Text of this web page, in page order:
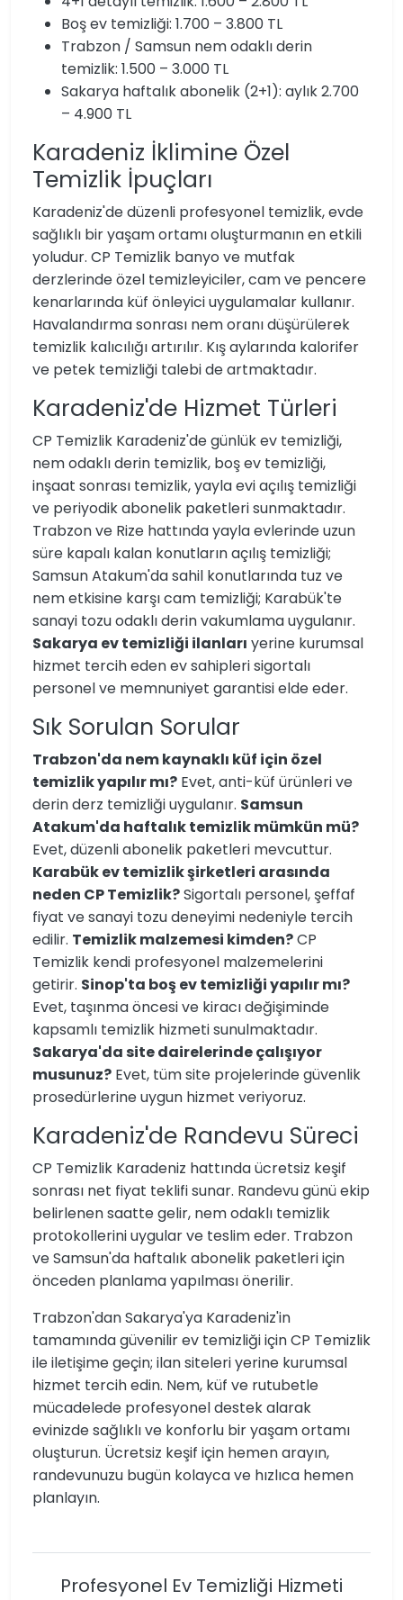
Boş ev temizliği: 1.700 – 3.800 TL
Trabzon / Samsun nem odaklı derin
temizlik: 1.500 – 3.000 TL
Sakarya haftalık abonelik (2+1): aylık 2.700
– 4.900 TL
Karadeniz İklimine Özel
Temizlik İpuçları
Karadeniz'de düzenli profesyonel temizlik, evde
sağlıklı bir yaşam ortamı oluşturmanın en etkili
yoludur. CP Temizlik banyo ve mutfak
derzlerinde özel temizleyiciler, cam ve pencere
kenarlarında küf önleyici uygulamalar kullanır.
Havalandırma sonrası nem oranı düşürülerek
temizlik kalıcılığı artırılır. Kış aylarında kalorifer
ve petek temizliği talebi de artmaktadır.
Karadeniz'de Hizmet Türleri
CP Temizlik Karadeniz'de günlük ev temizliği,
nem odaklı derin temizlik, boş ev temizliği,
inşaat sonrası temizlik, yayla evi açılış temizliği
ve periyodik abonelik paketleri sunmaktadır.
Trabzon ve Rize hattında yayla evlerinde uzun
süre kapalı kalan konutların açılış temizliği;
Samsun Atakum'da sahil konutlarında tuz ve
nem etkisine karşı cam temizliği; Karabük'te
sanayi tozu odaklı derin vakumlama uygulanır.
Sakarya ev temizliği ilanları yerine kurumsal
hizmet tercih eden ev sahipleri sigortalı
personel ve memnuniyet garantisi elde eder.
Sık Sorulan Sorular
Trabzon'da nem kaynaklı küf için özel
temizlik yapılır mı? Evet, anti-küf ürünleri ve
derin derz temizliği uygulanır. Samsun
Atakum'da haftalık temizlik mümkün mü?
Evet, düzenli abonelik paketleri mevcuttur.
Karabük ev temizlik şirketleri arasında
neden CP Temizlik?Sigortalı personel, şeffaf
fiyat ve sanayi tozu deneyimi nedeniyle tercih
edilir. Temizlik malzemesi kimden?CP
Temizlik kendi profesyonel malzemelerini
getirir. Sinop'ta boş ev temizliği yapılır mı?
Evet, taşınma öncesi ve kiracı değişiminde
kapsamlı temizlik hizmeti sunulmaktadır.
Sakarya'da site dairelerinde çalışıyor
musunuz? Evet, tüm site projelerinde güvenlik
prosedürlerine uygun hizmet veriyoruz.
Karadeniz'de Randevu Süreci
CP Temizlik Karadeniz hattında ücretsiz keşif
sonrası net fiyat teklifi sunar. Randevu günü ekip
belirlenen saatte gelir, nem odaklı temizlik
protokollerini uygular ve teslim eder. Trabzon
ve Samsun'da haftalık abonelik paketleri için
önceden planlama yapılması önerilir.
Trabzon'dan Sakarya'ya Karadeniz'in
tamamında güvenilir ev temizliği için CP Temizlik
ile iletişime geçin; ilan siteleri yerine kurumsal
hizmet tercih edin. Nem, küf ve rutubetle
mücadelede profesyonel destek alarak
evinizde sağlıklı ve konforlu bir yaşam ortamı
oluşturun. Ücretsiz keşif için hemen arayın,
randevunuzu bugün kolayca ve hızlıca hemen
planlayın.
Profesyonel Ev Temizliği Hizmeti